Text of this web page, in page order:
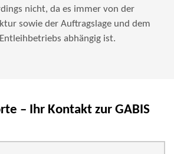
nicht, da es immer von der
sowie der Auftragslage und dem
abhängig ist.
– Ihr Kontakt zur GABIS